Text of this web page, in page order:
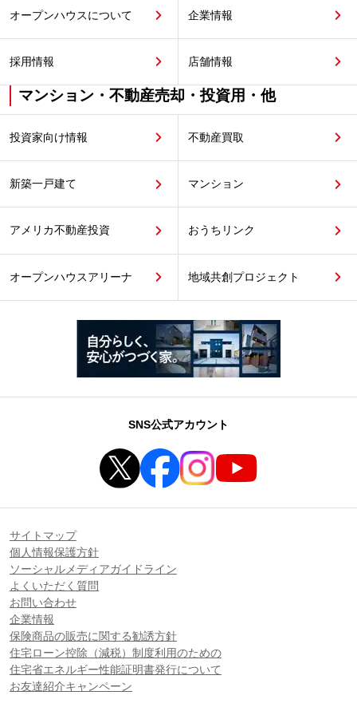
オープンハウスについて 企業情報
採用情報 店舗情報
マンション・不動産売却・投資用・他
投資家向け情報 不動産買取
新築一戸建て マンション
アメリカ不動産投資 おうちリンク
オープンハウスアリーナ 地域共創プロジェクト
SNS公式アカウント
サイトマップ
個人情報保護方針
ソーシャルメディアガイドライン
よくいただく質問
お問い合わせ
企業情報
保険商品の販売に関する勧誘方針
住宅ローン控除（減税）制度利用のための
住宅省エネルギー性能証明書発行について
お友達紹介キャンペーン